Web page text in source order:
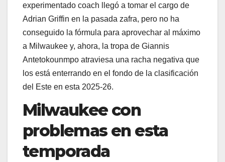
experimentado coach llegó a tomar el cargo de
Adrian Griffin en la pasada zafra, pero no ha
conseguido la fórmula para aprovechar al máximo
a Milwaukee y, ahora, la tropa de Giannis
Antetokounmpo atraviesa una racha negativa que
los está enterrando en el fondo de la clasificación
del Este en esta 2025-26.
Milwaukee con
problemas en esta
temporada